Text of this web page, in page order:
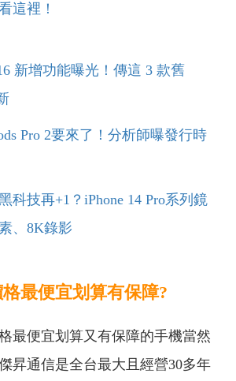
這裡！
新增功能曝光！傳這 3 款舊
Pro 2要來了！分析師曝發行時
科技再+1？iPhone 14 Pro系列鏡
、8K錄影
最便宜划算有保障?
最便宜划算又有保障的手機當然
傑昇通信是全台最大且經營30多年